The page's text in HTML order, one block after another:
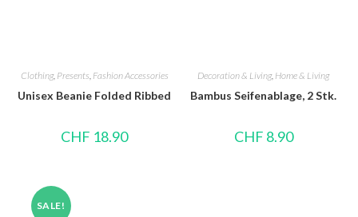
Clothing, Presents, Fashion Accessories
Unisex Beanie Folded Ribbed
CHF 18.90
Decoration & Living, Home & Living
Bambus Seifenablage, 2 Stk.
CHF 8.90
SALE!